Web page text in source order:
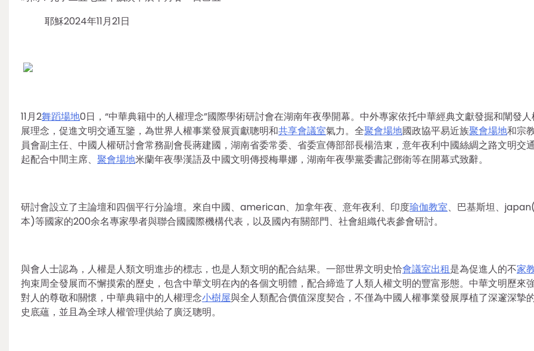
耶穌2024年11月21日
11月2舞蹈場地0日，“中華典籍中的人權理念”國際學術研討會在湖南年夜學開幕。中外專家依托中華經典文獻發掘和闡發人
展理念，促進文明交通互鑒，為世界人權事業發展貢獻聰明和共享會議室氣力。全聚會場地國政協平易近族聚會場地和宗
員會副主任、中國人權研討會常務副會長蔣建國，湖南省委常委、省委宣傳部部長楊浩東，意年夜利中國絲綢之路文明交
起配合中間主席、 聚會場地米蘭年夜學漢語及中國文明傳授梅畢娜，湖南年夜學黨委書記鄧衛等在開幕式致辭。
研討會設立了主論壇和四個平行分論壇。來自中國、american、加拿年夜、意年夜利、印度瑜伽教室、巴基斯坦、
本)等國家的200余名專家學者與聯合國國際機構代表，以及國內有關部門、社會組織代表參會研討。
與會人士認為，人權是人類文明進步的標志，也是人類文明的配合結果。一部世界文明史恰會議室出租是為促進人的不家
拘束周全發展而不懈摸索的歷史，包含中華文明在內的各個文明體，配合締造了人類人權文明的豐富形態。中華文明歷來
對人的尊敬和關懷，中華典籍中的人權理念小樹屋與全人類配合價值深度契合，不僅為中國人權事業發展厚植了深邃深摯
史底蘊，並且為全球人權管理供給了廣泛聰明。